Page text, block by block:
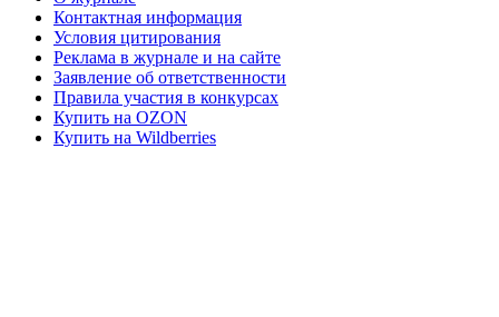
Контактная информация
Условия цитирования
Реклама в журнале и на сайте
Заявление об ответственности
Правила участия в конкурсах
Купить на OZON
Купить на Wildberries